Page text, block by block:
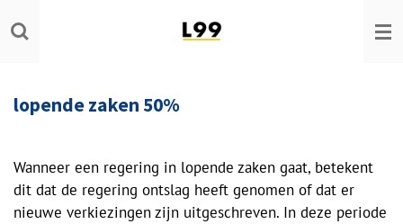
Ga
direct
hoofdinhoud
lopende zaken 50%
Wanneer een regering in lopende zaken gaat, betekent
dit dat de regering ontslag heeft genomen of dat er
nieuwe verkiezingen zijn uitgeschreven. In deze periode